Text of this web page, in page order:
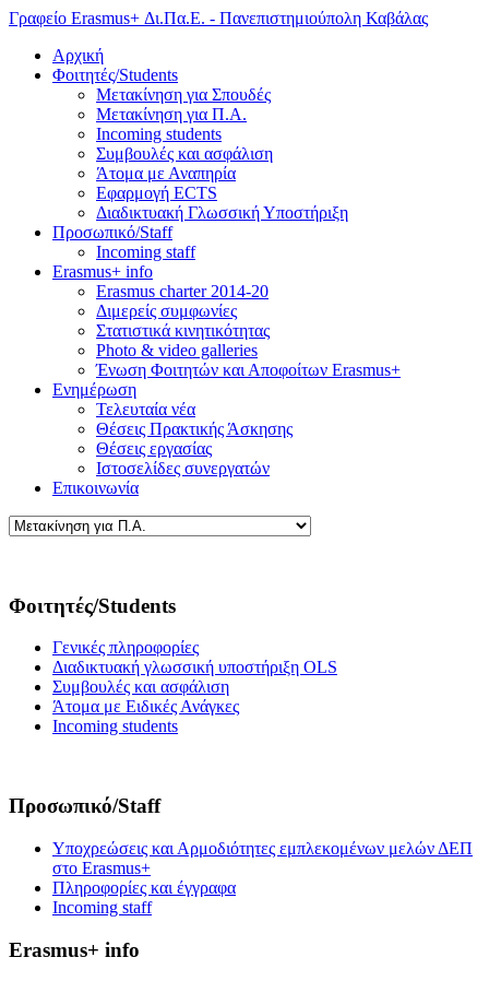
Γραφείο Erasmus+ Δι.Πα.Ε. - Πανεπιστημιούπολη Καβάλας
Αρχική
Φοιτητές/Students
Μετακίνηση για Σπουδές
Μετακίνηση για Π.Α.
Incoming students
Συμβουλές και ασφάλιση
Άτομα με Αναπηρία
Εφαρμογή ECTS
Διαδικτυακή Γλωσσική Υποστήριξη
Προσωπικό/Staff
Incoming staff
Erasmus+ info
Erasmus charter 2014-20
Διμερείς συμφωνίες
Στατιστικά κινητικότητας
Photo & video galleries
Ένωση Φοιτητών και Αποφοίτων Erasmus+
Ενημέρωση
Τελευταία νέα
Θέσεις Πρακτικής Άσκησης
Θέσεις εργασίας
Ιστοσελίδες συνεργατών
Επικοινωνία
Φοιτητές/Students
Γενικές πληροφορίες
Διαδικτυακή γλωσσική υποστήριξη OLS
Συμβουλές και ασφάλιση
Άτομα με Ειδικές Ανάγκες
Incoming students
Προσωπικό/Staff
Υποχρεώσεις και Αρμοδιότητες εμπλεκομένων μελών ΔΕΠ
στο Erasmus+
Πληροφορίες και έγγραφα
Incoming staff
Erasmus+ info